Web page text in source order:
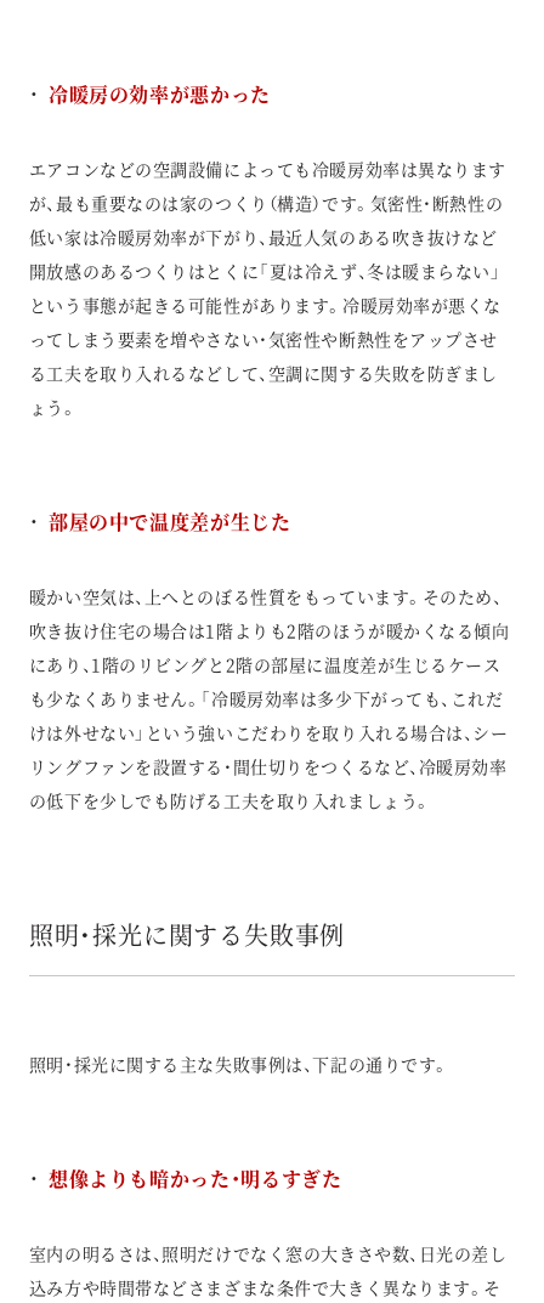
冷暖房の効率が悪かった
エアコンなどの空調設備によっても冷暖房効率は異なります
が、最も重要なのは家のつくり（構造）です。気密性・断熱性の
低い家は冷暖房効率が下がり、最近人気のある吹き抜けなど
開放感のあるつくりはとくに「夏は冷えず、冬は暖まらない」
という事態が起きる可能性があります。冷暖房効率が悪くな
ってしまう要素を増やさない・気密性や断熱性をアップさせ
る工夫を取り入れるなどして、空調に関する失敗を防ぎまし
ょう。
部屋の中で温度差が生じた
暖かい空気は、上へとのぼる性質をもっています。そのため、
吹き抜け住宅の場合は1階よりも2階のほうが暖かくなる傾向
にあり、1階のリビングと2階の部屋に温度差が生じるケース
も少なくありません。「冷暖房効率は多少下がっても、これだ
けは外せない」という強いこだわりを取り入れる場合は、シー
リングファンを設置する・間仕切りをつくるなど、冷暖房効率
の低下を少しでも防げる工夫を取り入れましょう。
照明・採光に関する失敗事例
照明・採光に関する主な失敗事例は、下記の通りです。
想像よりも暗かった・明るすぎた
室内の明るさは、照明だけでなく窓の大きさや数、日光の差し
込み方や時間帯などさまざまな条件で大きく異なります。そ